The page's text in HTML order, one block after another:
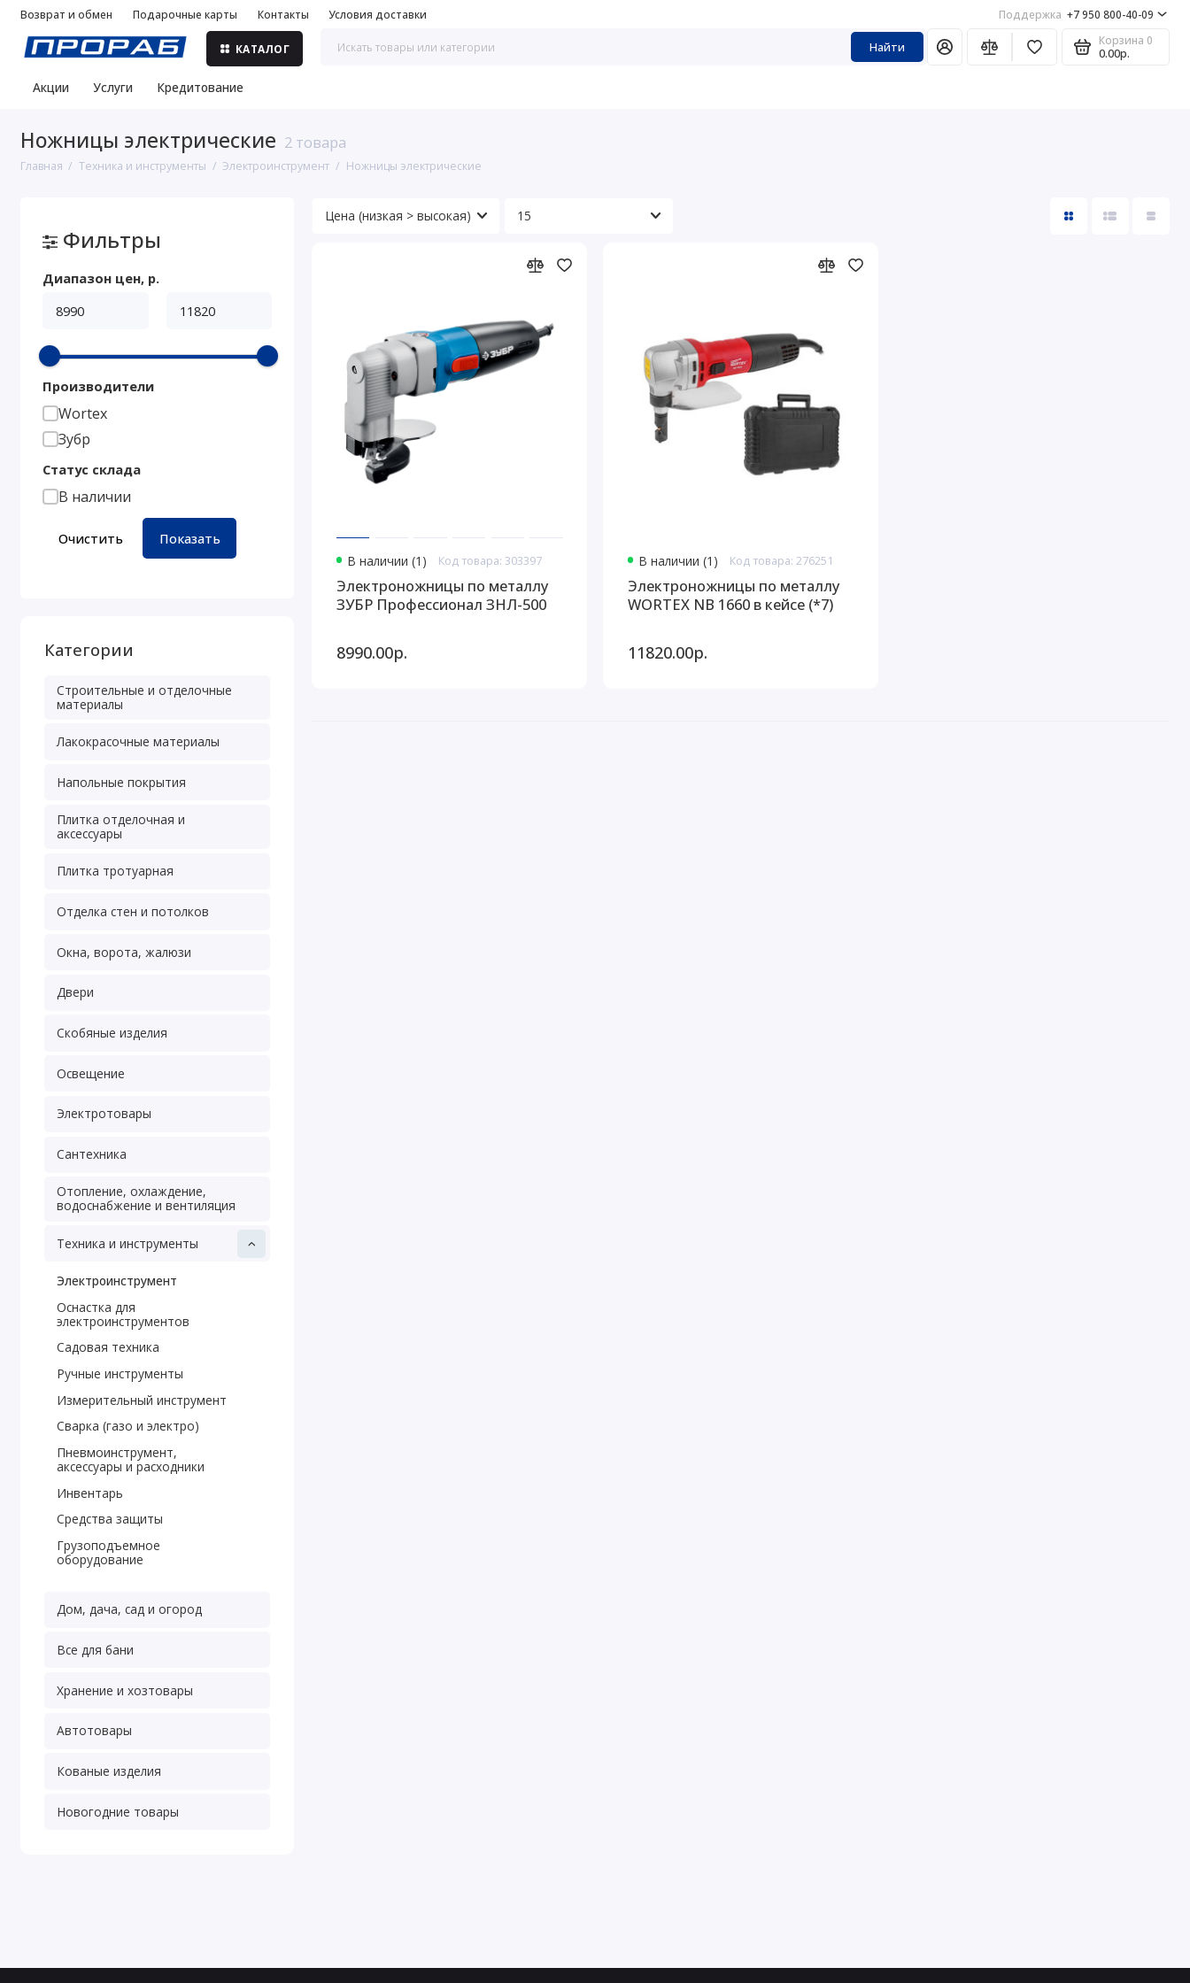
Возврат и обмен Подарочные карты Контакты Условия доставки Поддержка +7 950 800-40-09
КАТАЛОГ Найти Корзина 0
0.00р.
Акции Услуги Кредитование
Ножницы электрические 2 товара
Главная Техника и инструменты Электроинструмент Ножницы электрические
Фильтры
Диапазон цен, р.
Производители
Wortex
Зубр
Статус склада
В наличии
Очистить Показать
Категории
Строительные и отделочные
материалы
Лакокрасочные материалы
Напольные покрытия
Плитка отделочная и
аксессуары
Плитка тротуарная
Отделка стен и потолков
Окна, ворота, жалюзи
Двери
Скобяные изделия
Освещение
Электротовары
Сантехника
Отопление, охлаждение,
водоснабжение и вентиляция
Техника и инструменты
Электроинструмент
Оснастка для
электроинструментов
Садовая техника
Ручные инструменты
Измерительный инструмент
Сварка (газо и электро)
Пневмоинструмент,
аксессуары и расходники
Инвентарь
Средства защиты
Грузоподъемное
оборудование
Дом, дача, сад и огород
Все для бани
Хранение и хозтовары
Автотовары
Кованые изделия
Новогодние товары
В наличии (1) Код товара: 303397
Электроножницы по металлу
ЗУБР Профессионал ЗНЛ-500
8990.00р.
В наличии (1) Код товара: 276251
Электроножницы по металлу
WORTEX NB 1660 в кейсе (*7)
11820.00р.